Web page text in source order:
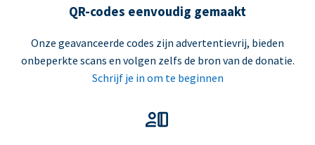
QR-codes eenvoudig gemaakt
Onze geavanceerde codes zijn advertentievrij, bieden
onbeperkte scans en volgen zelfs de bron van de donatie.
Schrijf je in om te beginnen